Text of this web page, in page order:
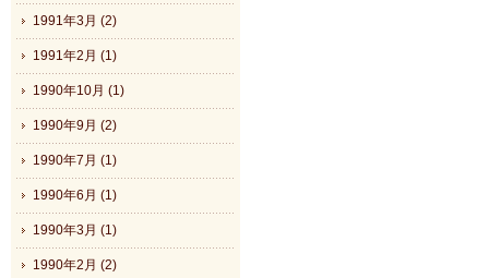
1991年3月 (2)
1991年2月 (1)
1990年10月 (1)
1990年9月 (2)
1990年7月 (1)
1990年6月 (1)
1990年3月 (1)
1990年2月 (2)